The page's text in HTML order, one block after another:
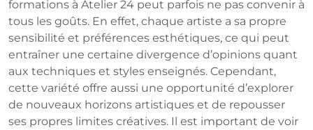
formations à Atelier 24 peut parfois ne pas convenir à
tous les goûts. En effet, chaque artiste a sa propre
sensibilité et préférences esthétiques, ce qui peut
entraîner une certaine divergence d’opinions quant
aux techniques et styles enseignés. Cependant,
cette variété offre aussi une opportunité d’explorer
de nouveaux horizons artistiques et de repousser
ses propres limites créatives. Il est important de voir